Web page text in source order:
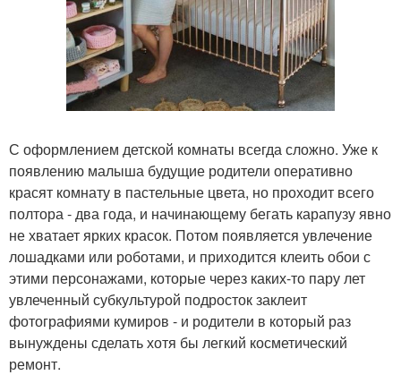
С оформлением детской комнаты всегда сложно. Уже к
появлению малыша будущие родители оперативно
красят комнату в пастельные цвета, но проходит всего
полтора - два года, и начинающему бегать карапузу явно
не хватает ярких красок. Потом появляется увлечение
лошадками или роботами, и приходится клеить обои с
этими персонажами, которые через каких-то пару лет
увлеченный субкультурой подросток заклеит
фотографиями кумиров - и родители в который раз
вынуждены сделать хотя бы легкий косметический
ремонт.